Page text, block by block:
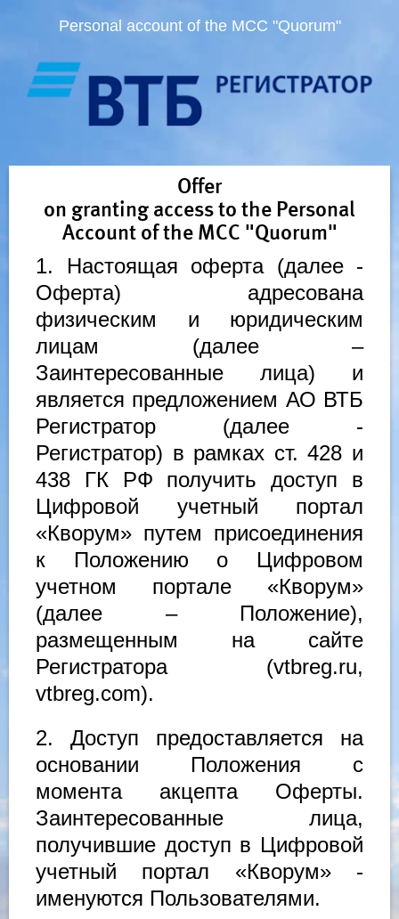
Personal account of the MCC "Quorum"
Offer
on granting access to the Personal
Account of the MCC "Quorum"
1. Настоящая оферта (далее -
Оферта) адресована
физическим и юридическим
лицам (далее –
Заинтересованные лица) и
является предложением АО ВТБ
Регистратор (далее -
Регистратор) в рамках ст. 428 и
438 ГК РФ получить доступ в
Цифровой учетный портал
«Кворум» путем присоединения
к Положению о Цифровом
учетном портале «Кворум»
(далее – Положение),
размещенным на сайте
Регистратора (vtbreg.ru,
vtbreg.com).
2. Доступ предоставляется на
основании Положения с
момента акцепта Оферты.
Заинтересованные лица,
получившие доступ в Цифровой
учетный портал «Кворум» -
именуются Пользователями.